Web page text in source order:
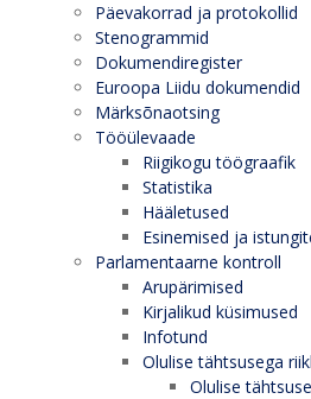
Päevakorrad ja protokollid
Stenogrammid
Dokumendiregister
Euroopa Liidu dokumendid
Märksõnaotsing
Tööülevaade
Riigikogu töögraafik
Statistika
Hääletused
Esinemised ja
Parlamentaarne kontroll
Arupärimised
Kirjalikud küsimused
Infotund
Olulise tähtsusega
Olulise